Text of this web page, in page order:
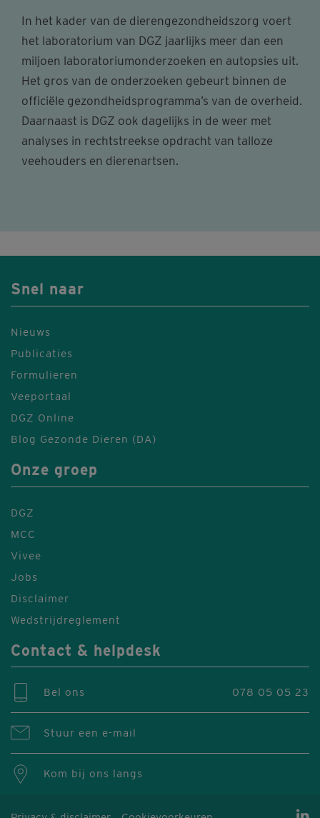
In het kader van de dierengezondheidszorg voert
het laboratorium van DGZ jaarlijks meer dan een
miljoen laboratoriumonderzoeken en autopsies uit.
Het gros van de onderzoeken gebeurt binnen de
officiële gezondheidsprogramma’s van de overheid.
Daarnaast is DGZ ook dagelijks in de weer met
analyses in rechtstreekse opdracht van talloze
veehouders en dierenartsen.
Snel naar
Nieuws
Publicaties
Formulieren
Veeportaal
DGZ Online
Blog Gezonde Dieren (DA)
Onze groep
DGZ
MCC
Vivee
Jobs
Disclaimer
Wedstrijdreglement
Contact & helpdesk
Bel ons 078 05 05 23
Stuur een e-mail
Kom bij ons langs